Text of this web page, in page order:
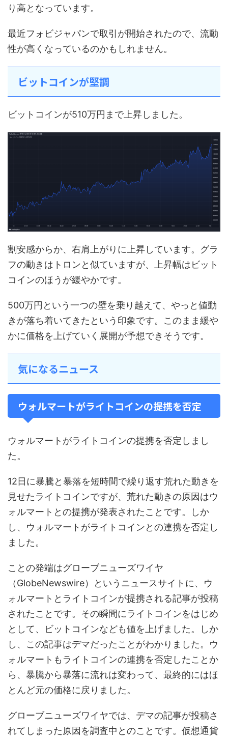
り高となっています。
最近フォビジャパンで取引が開始されたので、流動
性が高くなっているのかもしれません。
ビットコインが堅調
ビットコインが510万円まで上昇しました。
割安感からか、右肩上がりに上昇しています。グラ
フの動きはトロンと似ていますが、上昇幅はビット
コインのほうが緩やかです。
500万円という一つの壁を乗り越えて、やっと値動
きが落ち着いてきたという印象です。このまま緩や
かに価格を上げていく展開が予想できそうです。
気になるニュース
ウォルマートがライトコインの提携を否定
ウォルマートがライトコインの提携を否定しまし
た。
12日に暴騰と暴落を短時間で繰り返す荒れた動きを
見せたライトコインですが、荒れた動きの原因はウ
ォルマートとの提携が発表されたことです。しか
し、ウォルマートがライトコインとの連携を否定し
ました。
ことの発端はグローブニューズワイヤ
（GlobeNewswire）というニュースサイトに、ウ
ォルマートとライトコインが提携される記事が投稿
されたことです。その瞬間にライトコインをはじめ
として、ビットコインなども値を上げました。しか
し、この記事はデマだったことがわかりました。ウ
ォルマートもライトコインの連携を否定したことか
ら、暴騰から暴落に流れは変わって、最終的にはほ
とんど元の価格に戻りました。
グローブニューズワイヤでは、デマの記事が投稿さ
れてしまった原因を調査中とのことです。仮想通貨